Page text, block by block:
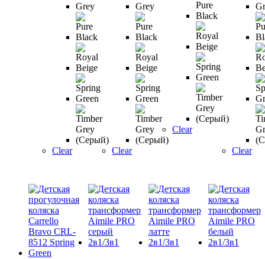
Clear Clear
Clear
Clear